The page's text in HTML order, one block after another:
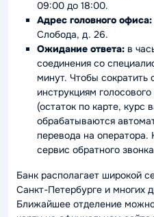
09:00 до 18:00.
Адрес головного офиса:
Слобода, д. 26.
Ожидание ответа: в
соединения со
минут. Чтобы сократить
инструкциям
(остаток по карте, курс
обрабатываются
перевода на оператора.
сервис обратного
Банк располагает широкой
Санкт-Петербурге и многих
Ближайшее отделение